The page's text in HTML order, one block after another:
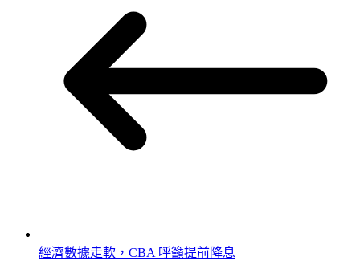
經濟數據走軟，CBA 呼籲提前降息